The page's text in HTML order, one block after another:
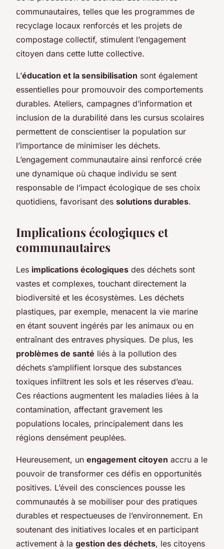
communautaires, telles que les programmes de
recyclage locaux renforcés et les projets de
compostage collectif, stimulent l’engagement
citoyen dans cette lutte collective.
L’éducation et la sensibilisation sont également
essentielles pour promouvoir des comportements
durables. Ateliers, campagnes d’information et
inclusion de la durabilité dans les cursus scolaires
permettent de conscientiser la population sur
l’importance de minimiser les déchets.
L’engagement communautaire ainsi renforcé crée
une dynamique où chaque individu se sent
responsable de l’impact écologique de ses choix
quotidiens, favorisant des solutions durables.
Implications écologiques et
communautaires
Les implications écologiques des déchets sont
vastes et complexes, touchant directement la
biodiversité et les écosystèmes. Les déchets
plastiques, par exemple, menacent la vie marine
en étant souvent ingérés par les animaux ou en
entraînant des entraves physiques. De plus, les
problèmes de santé liés à la pollution des
déchets s’amplifient lorsque des substances
toxiques infiltrent les sols et les réserves d’eau.
Ces réactions augmentent les maladies liées à la
contamination, affectant gravement les
populations locales, principalement dans les
régions densément peuplées.
Heureusement, un engagement citoyen accru a le
pouvoir de transformer ces défis en opportunités
positives. L’éveil des consciences pousse les
communautés à se mobiliser pour des pratiques
durables et respectueuses de l’environnement. En
soutenant des initiatives locales et en participant
activement à la gestion des déchets, les citoyens